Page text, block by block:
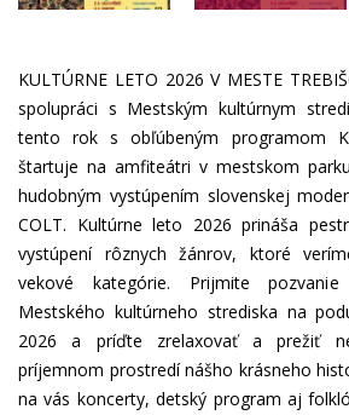
KULTÚRNE LETO 2026 V MESTE
spolupráci s Mestským kultúrnym
tento rok s obľúbeným programom
štartuje na amfiteátri v mestskom
hudobným vystúpením slovenskej
COLT. Kultúrne leto 2026 prináša
vystúpení rôznych žánrov, ktoré
vekové kategórie. Prijmite
Mestského kultúrneho strediska na
2026 a príďte zrelaxovať a prežiť
príjemnom prostredí nášho krásneho
na vás koncerty, detský program aj